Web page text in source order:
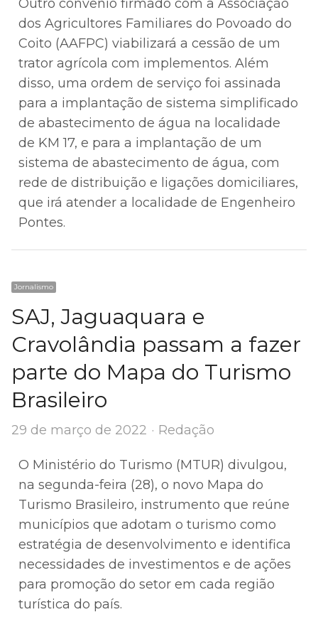
Outro convênio firmado com a Associação
dos Agricultores Familiares do Povoado do
Coito (AAFPC) viabilizará a cessão de um
trator agrícola com implementos. Além
disso, uma ordem de serviço foi assinada
para a implantação de sistema simplificado
de abastecimento de água na localidade
de KM 17, e para a implantação de um
sistema de abastecimento de água, com
rede de distribuição e ligações domiciliares,
que irá atender a localidade de Engenheiro
Pontes.
Jornalismo
SAJ, Jaguaquara e
Cravolândia passam a fazer
parte do Mapa do Turismo
Brasileiro
29 de março de 2022 Author
Redação
O Ministério do Turismo (MTUR) divulgou,
na segunda-feira (28), o novo Mapa do
Turismo Brasileiro, instrumento que reúne
municípios que adotam o turismo como
estratégia de desenvolvimento e identifica
necessidades de investimentos e de ações
para promoção do setor em cada região
turística do país.